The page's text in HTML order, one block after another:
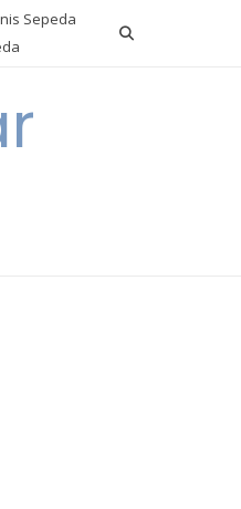
Sepeda